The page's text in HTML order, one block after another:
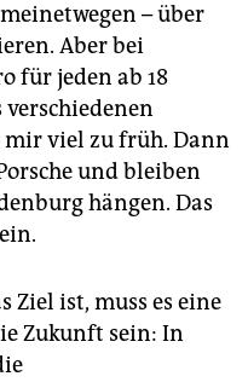
– über
Aber bei
für jeden ab 18
mir viel zu früh. Dann
und bleiben
hängen. Das
Ziel ist, muss es eine
Zukunft sein: In